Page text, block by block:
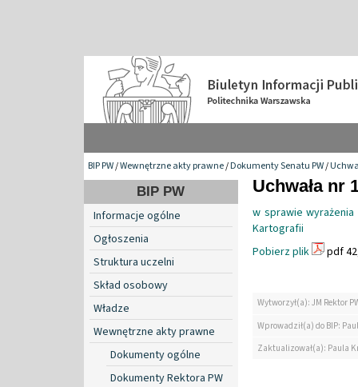
BIP PW/Wewnętrzne akty prawne/Dokumenty Senatu PW/
BIP PW
Informacje ogólne
Ogłoszenia
Struktura uczelni
Skład osobowy
Władze
Wewnętrzne akty prawne
Dokumenty ogólne
Dokumenty Rektora PW
Uchwała nr
w sprawie
Kartografii
Pobierz plik
pdf
Wytworzył(a): JM Rektor
Wprowadził(a) do BIP:
Zaktualizował(a): Paula